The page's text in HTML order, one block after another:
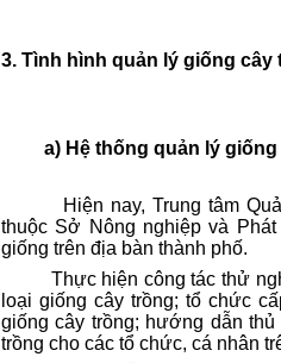
3. Tình hình quản lý giống
a) Hệ thống quản lý giống
Hiện nay, Trung tâm
thuộc Sở Nông nghiệp và
giống trên địa bàn thành phố.
Thực hiện công tác thử
loại giống cây trồng; tổ chức
giống cây trồng; hướng dẫn
trồng cho các tổ chức, cá nhân